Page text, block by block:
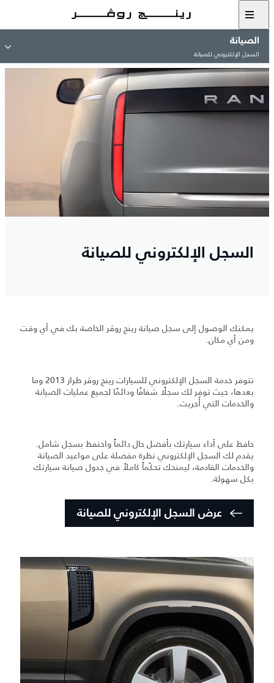
الصيانة
السجل الإلكتروني للصيانة
السجل الإلكتروني للصيانة
يمكنك الوصول إلى سجل صيانة رينج روڤر الخاصة بك في أي وقت
ومن أي مكان.
تتوفر خدمة السجل الإلكتروني للسيارات رينج روڤر طراز 2013 وما
بعدها، حيث توفر لك سجلًا شفافًا ودائمًا لجميع عمليات الصيانة
والخدمات التي أُجريت.
حافظ على أداء سيارتك بأفضل حال دائماً واحتفظ بسجل شامل.
يقدم لك السجل الإلكتروني نظرة مفصلة على مواعيد الصيانة
والخدمات القادمة، ليمنحك تحكّماً كاملاً في جدول صيانة سيارتك
بكل سهولة.
عرض السجل الإلكتروني للصيانة